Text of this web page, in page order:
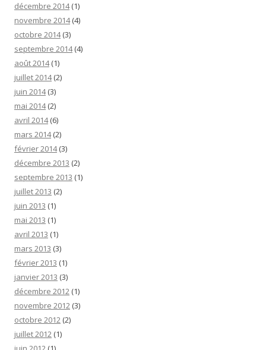
décembre 2014(1)
novembre 2014(4)
octobre 2014(3)
septembre 2014(4)
août 2014(1)
juillet 2014(2)
juin 2014(3)
mai 2014(2)
avril 2014(6)
mars 2014(2)
février 2014(3)
décembre 2013 (2)
septembre 2013 (1)
juillet 2013 (2)
juin 2013 (1)
mai 2013 (1)
avril 2013 (1)
mars 2013 (3)
février 2013 (1)
janvier 2013 (3)
décembre 2012 (1)
novembre 2012 (3)
octobre 2012 (2)
juillet 2012 (1)